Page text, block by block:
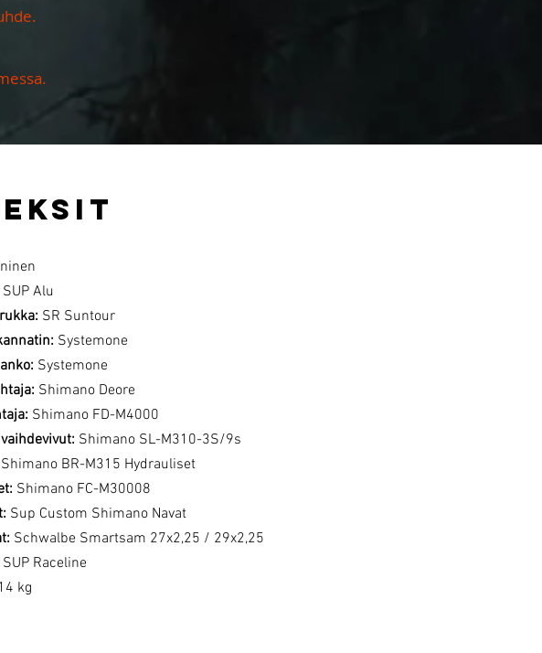
SUP Alu
SR Suntour
Systemone
Systemone
Shimano Deore
Shimano FD-M4000
Shimano SL-M310-3S/9s
Shimano BR-M315 Hydrauliset
Shimano FC-M30008
Sup Custom Shimano Navat
Schwalbe Smartsam 27x2,25 / 29x2,25
SUP Raceline
14 kg